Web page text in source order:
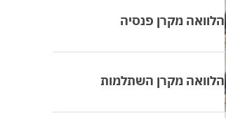
הלוואה מקרן פנסיה
הלוואה מקרן השתלמות